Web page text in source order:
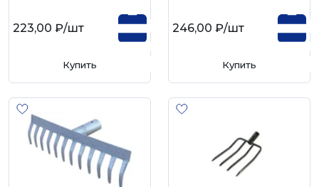
223,00 ₽/шт
Купить
246,00 ₽/шт
Купить